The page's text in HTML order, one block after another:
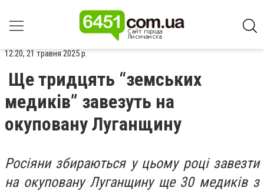
12:20, 21 травня 2025 р.
Ще тридцять “земських
медиків” завезуть на
окуповану Луганщину
Росіяни збираються у цьому році завезти
на окуповану Луганщину ще 30 медиків з